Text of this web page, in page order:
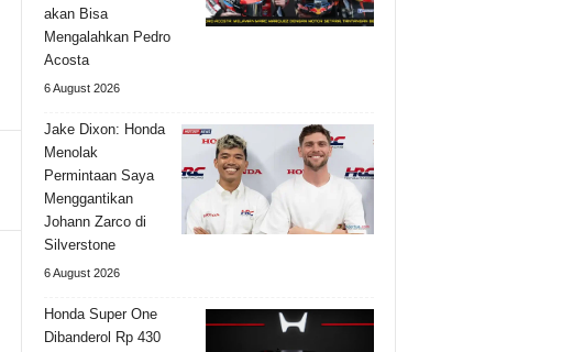
akan Bisa
Mengalahkan Pedro
Acosta
6 August 2026
Jake Dixon: Honda
Menolak
Permintaan Saya
Menggantikan
Johann Zarco di
Silverstone
6 August 2026
Honda Super One
Dibanderol Rp 430